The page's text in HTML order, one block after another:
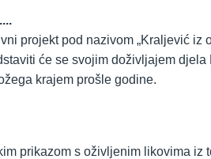
projekt pod nazivom „Kraljević
će se svojim doživljajem
krajem prošle godine.
prikazom s oživljenim likovima